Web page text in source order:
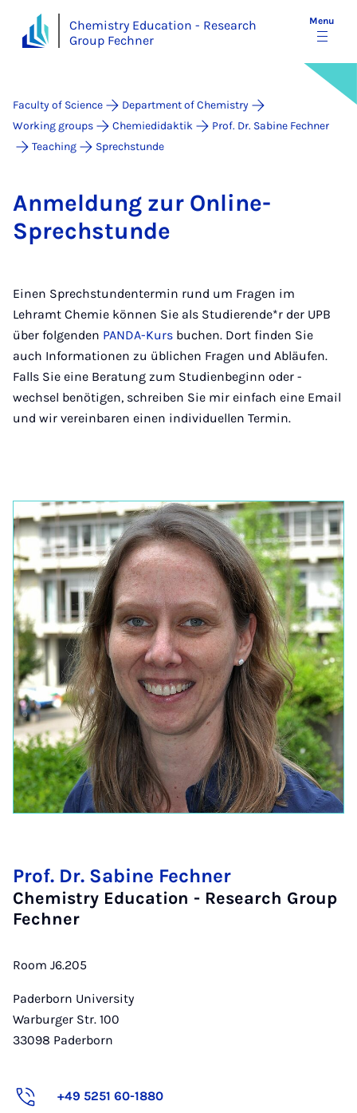
Chemistry Education - Research
Group Fechner
Menu
Faculty of Science
Department of Chemistry
Working groups
Chemiedidaktik
Prof. Dr. Sabine Fechner
Teaching
Sprechstunde
An­mel­dung zur On­line-
Sprech­s­tunde
Einen Sprechstundentermin rund um Fragen im
Lehramt Chemie können Sie als Studierende*r der UPB
über folgenden PANDA-Kurs buchen. Dort finden Sie
auch Informationen zu üblichen Fragen und Abläufen.
Falls Sie eine Beratung zum Studienbeginn oder -
wechsel benötigen, schreiben Sie mir einfach eine Email
und wir vereinbaren einen individuellen Termin.
Prof. Dr. Sabine Fechner
Chemistry Education - Research Group
Fechner
Room J6.205
Paderborn University
Warburger Str. 100
33098 Paderborn
+49 5251 60-1880